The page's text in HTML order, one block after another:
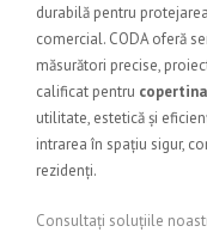
durabilă pentru
comercial. CODA oferă
măsurători precise,
calificat pentru
utilitate, estetică și
intrarea în spațiu sigur,
rezidenți.
Consultați soluțiile